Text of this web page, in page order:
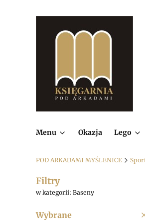
Menu Okazja Lego
POD ARKADAMI MYŚLENICE
Filtry
w kategorii: Baseny
Wybrane